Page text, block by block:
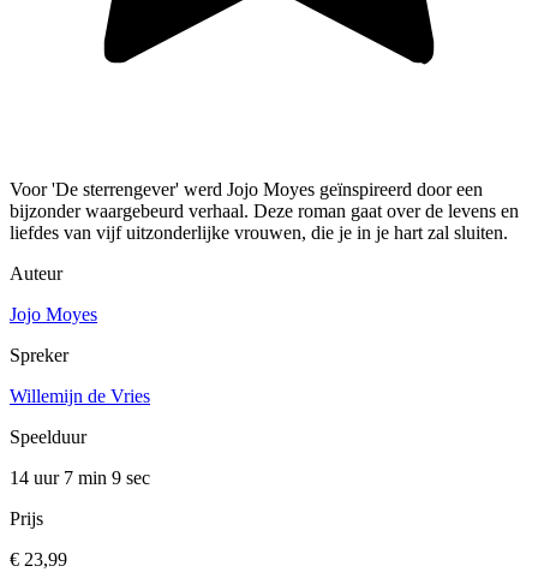
Voor 'De sterrengever' werd Jojo Moyes geïnspireerd door een
bijzonder waargebeurd verhaal. Deze roman gaat over de levens en
liefdes van vijf uitzonderlijke vrouwen, die je in je hart zal sluiten.
Auteur
Jojo Moyes
Spreker
Willemijn de Vries
Speelduur
14 uur 7 min 9 sec
Prijs
€ 23,99